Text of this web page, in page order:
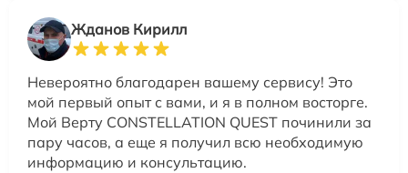
Жданов Кирилл
Невероятно благодарен вашему сервису! Это
мой первый опыт с вами, и я в полном восторге.
Мой Верту CONSTELLATION QUEST починили за
пару часов, а еще я получил всю необходимую
информацию и консультацию.